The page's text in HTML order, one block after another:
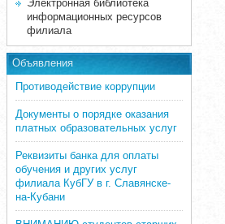
Электронная библиотека
информационных ресурсов
филиала
Объявления
Противодействие коррупции
Документы о порядке оказания
платных образовательных услуг
Реквизиты банка для оплаты
обучения и других услуг
филиала КубГУ в г. Славянске-
на-Кубани